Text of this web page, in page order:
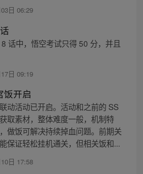
日 06:29
话中，悟空考试只得 50 分，并且
日 09:19
饭开启
动活动已开启。活动和之前的 SS
取素材，整体难度一般，机制特
做饭可解决持续掉血问题。前期关
保证轻松挂机通关，但相关饭和...
日 17:58